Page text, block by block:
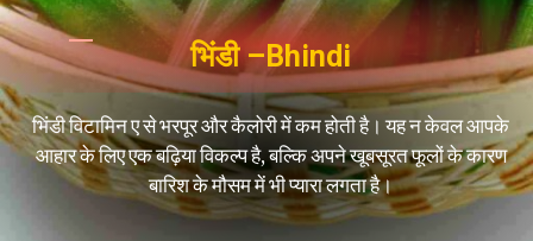
भिंडीविटामिन ए से भरपूर और कैलोरी में कम होती है। यह न केवल आपके
आहार के लिए एक बढ़िया विकल्प है, बल्कि अपने खूबसूरत फूलों के कारण
बारिश के मौसम में भी प्यारा लगता है।
भिंडी –Bhindi